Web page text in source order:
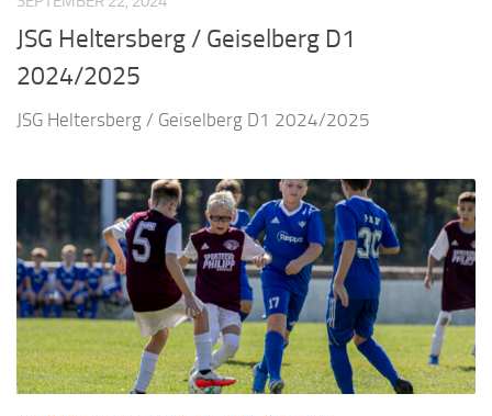
JSG Heltersberg / Geiselberg D1
2024/2025
JSG Heltersberg / Geiselberg D1 2024/2025